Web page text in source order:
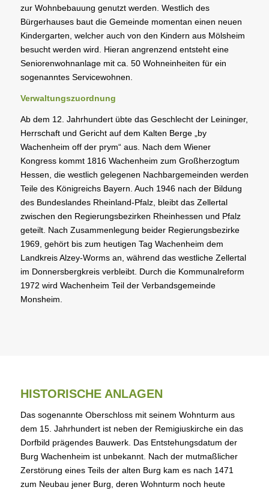
zur Wohnbebauung genutzt werden. Westlich des
Bürgerhauses baut die Gemeinde momentan einen neuen
Kindergarten, welcher auch von den Kindern aus Mölsheim
besucht werden wird. Hieran angrenzend entsteht eine
Seniorenwohnanlage mit ca. 50 Wohneinheiten für ein
sogenanntes Servicewohnen.
Verwaltungszuordnung
Ab dem 12. Jahrhundert übte das Geschlecht der Leininger,
Herrschaft und Gericht auf dem Kalten Berge „by
Wachenheim off der prym“ aus. Nach dem Wiener
Kongress kommt 1816 Wachenheim zum Großherzogtum
Hessen, die westlich gelegenen Nachbargemeinden werden
Teile des Königreichs Bayern. Auch 1946 nach der Bildung
des Bundeslandes Rheinland-Pfalz, bleibt das Zellertal
zwischen den Regierungsbezirken Rheinhessen und Pfalz
geteilt. Nach Zusammenlegung beider Regierungsbezirke
1969, gehört bis zum heutigen Tag Wachenheim dem
Landkreis Alzey-Worms an, während das westliche Zellertal
im Donnersbergkreis verbleibt. Durch die Kommunalreform
1972 wird Wachenheim Teil der Verbandsgemeinde
Monsheim.
HISTORISCHE ANLAGEN
Das sogenannte Oberschloss mit seinem Wohnturm aus
dem 15. Jahrhundert ist neben der Remigiuskirche ein das
Dorfbild prägendes Bauwerk. Das Entstehungsdatum der
Burg Wachenheim ist unbekannt. Nach der mutmaßlicher
Zerstörung eines Teils der alten Burg kam es nach 1471
zum Neubau jener Burg, deren Wohnturm noch heute